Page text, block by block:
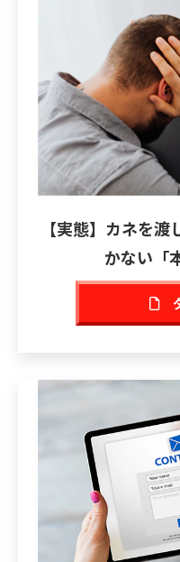
【実態】カネを
かない「